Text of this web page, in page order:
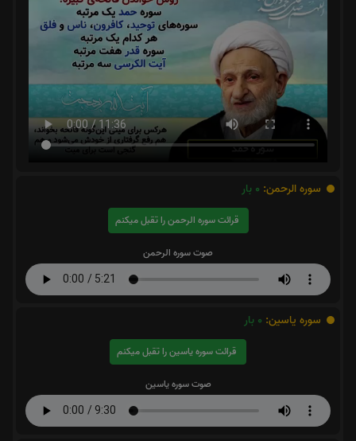
سوره الرحمن: 0 بار
قرائت سوره الرحمن را تقبل میکنم
صوت سوره الرحمن
سوره یاسین: 0 بار
قرائت سوره یاسین را تقبل میکنم
صوت سوره یاسین